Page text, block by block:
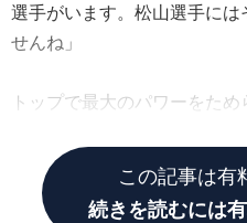
選手がいます。松山選手に
せんね」
トップで最大のパワーをた
この記事は有
続きを読むには